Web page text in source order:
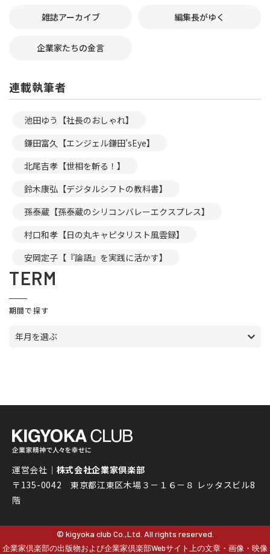
雑誌アーカイブ 編集長がゆく
企業家たちの金言
連載執筆者
池田ゆう【社長のおしゃれ】
鎌田富久【エンジェル鎌田’sEye】
北尾吉孝【世相を斬る！】
鈴木康弘【デジタルシフトの教科書】
孫泰蔵【孫泰蔵のシリコンバレーエクスプレス】
村口和孝【日の丸キャピタリスト風雲録】
安岡定子【『論語』を実践に活かす】
TERM
期間で探す
年月を選ぶ
運営会社｜ 株式会社企業家倶楽部
〒135-0042 東京都江東区木場３－１６－８ レッタスビル8
階
© kigyoka club Co.,Ltd. All rights reserved.
企業家倶楽部の出版物および企業家倶楽部Webサイト上の文章・画像・映像